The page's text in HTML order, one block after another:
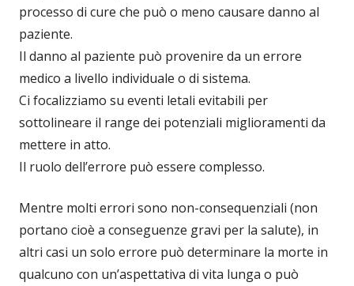
processo di cure che può o meno causare danno al
paziente.
Il danno al paziente può provenire da un errore
medico a livello individuale o di sistema.
Ci focalizziamo su eventi letali evitabili per
sottolineare il range dei potenziali miglioramenti da
mettere in atto.
Il ruolo dell’errore può essere complesso.
Mentre molti errori sono non-consequenziali (non
portano cioè a conseguenze gravi per la salute), in
altri casi un solo errore può determinare la morte in
qualcuno con un’aspettativa di vita lunga o può